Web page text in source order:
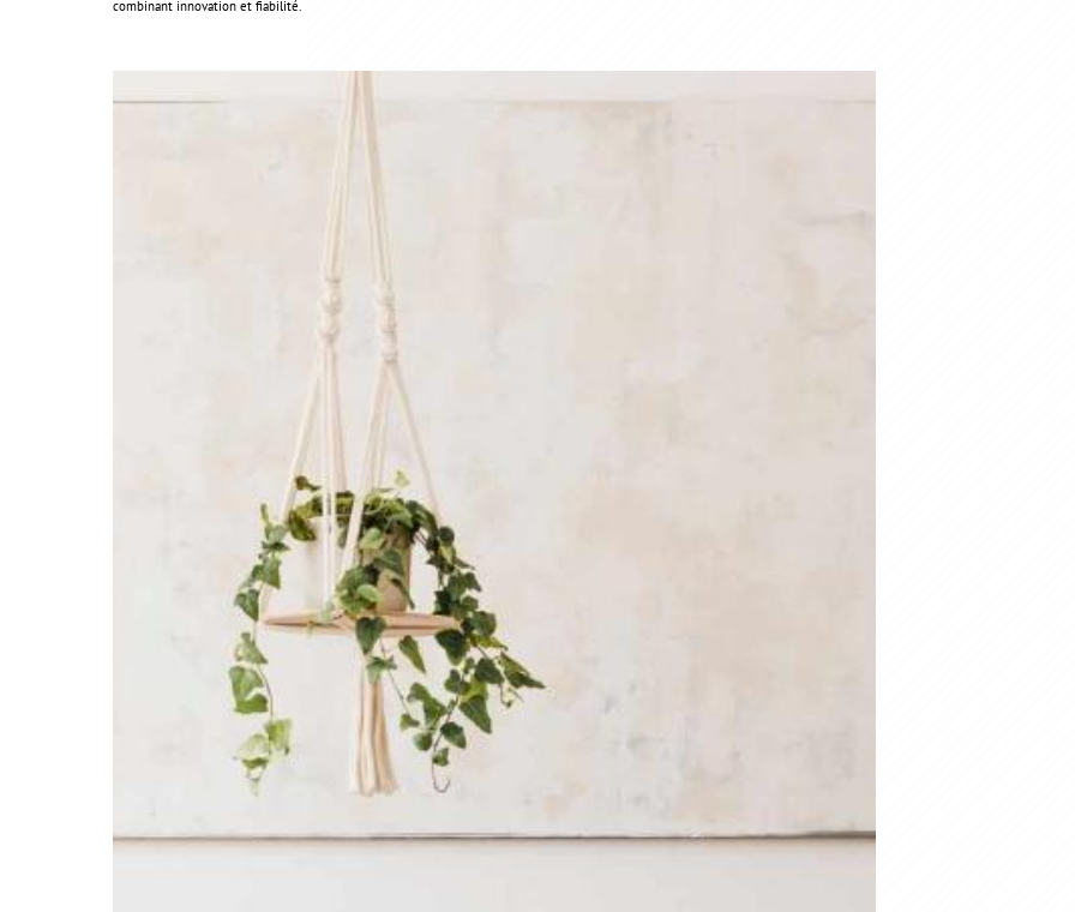
combinant innovation et fiabilité.